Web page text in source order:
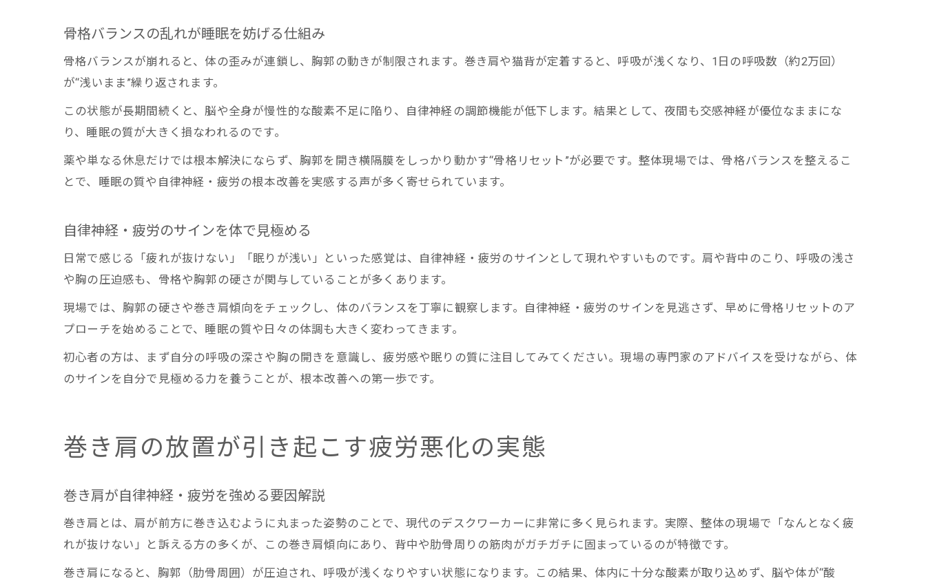
胸郭を意識したセルフリセットのポイント
疲労が溜まりにくい日常姿勢への切り替え術
骨格バランスの乱れが睡眠を妨げる仕組み
骨格バランスが崩れると、体の歪みが連鎖し、胸郭の動きが制限されます。巻き肩や猫背が定着すると、呼吸が浅くなり、1日の呼吸数（約2万回）
が“浅いまま”繰り返されます。
この状態が長期間続くと、脳や全身が慢性的な酸素不足に陥り、自律神経の調節機能が低下します。結果として、夜間も交感神経が優位なままにな
り、睡眠の質が大きく損なわれるのです。
薬や単なる休息だけでは根本解決にならず、胸郭を開き横隔膜をしっかり動かす“骨格リセット”が必要です。整体現場では、骨格バランスを整えるこ
とで、睡眠の質や自律神経・疲労の根本改善を実感する声が多く寄せられています。
自律神経・疲労のサインを体で見極める
日常で感じる「疲れが抜けない」「眠りが浅い」といった感覚は、自律神経・疲労のサインとして現れやすいものです。肩や背中のこり、呼吸の浅さ
や胸の圧迫感も、骨格や胸郭の硬さが関与していることが多くあります。
現場では、胸郭の硬さや巻き肩傾向をチェックし、体のバランスを丁寧に観察します。自律神経・疲労のサインを見逃さず、早めに骨格リセットのア
プローチを始めることで、睡眠の質や日々の体調も大きく変わってきます。
初心者の方は、まず自分の呼吸の深さや胸の開きを意識し、疲労感や眠りの質に注目してみてください。現場の専門家のアドバイスを受けながら、体
のサインを自分で見極める力を養うことが、根本改善への第一歩です。
巻き肩の放置が引き起こす疲労悪化の実態
巻き肩が自律神経・疲労を強める要因解説
巻き肩とは、肩が前方に巻き込むように丸まった姿勢のことで、現代のデスクワーカーに非常に多く見られます。実際、整体の現場で「なんとなく疲
れが抜けない」と訴える方の多くが、この巻き肩傾向にあり、背中や肋骨周りの筋肉がガチガチに固まっているのが特徴です。
巻き肩になると、胸郭（肋骨周囲）が圧迫され、呼吸が浅くなりやすい状態になります。この結果、体内に十分な酸素が取り込めず、脳や体が“酸